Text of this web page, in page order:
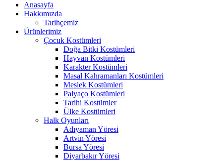
Anasayfa
Hakkımızda
Tarihçemiz
Ürünlerimiz
Çocuk Kostümleri
Doğa Bitki Kostümleri
Hayvan Kostümleri
Karakter Kostümleri
Masal Kahramanları Kostümleri
Meslek Kostümleri
Palyaço Kostümleri
Tarihi Kostümler
Ülke Kostümleri
Halk Oyunları
Adıyaman Yöresi
Artvin Yöresi
Bursa Yöresi
Diyarbakır Yöresi